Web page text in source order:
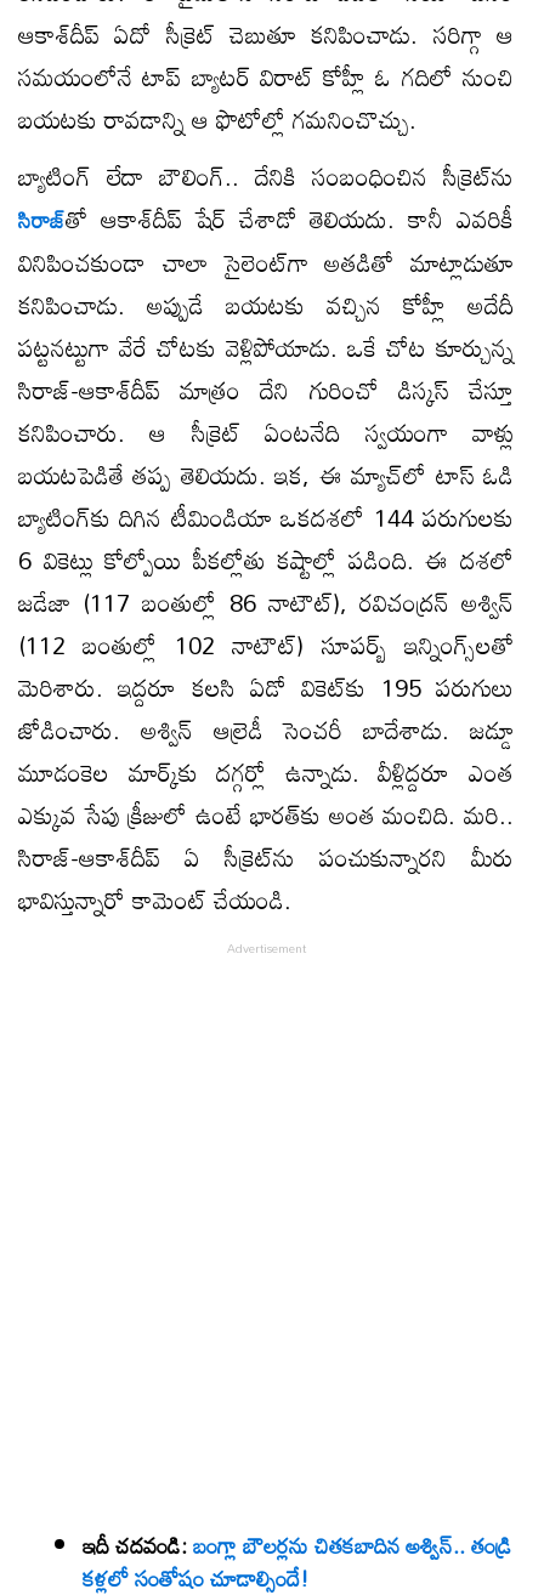
ఆకాశ్​దీప్ ఏదో సీక్రెట్ చెబుతూ కనిపించాడు. సరిగ్గా ఆ
సమయంలోనే టాప్ బ్యాటర్ విరాట్ కోహ్లీ ఓ గదిలో నుంచి
బయటకు రావడాన్ని ఆ ఫొటోల్లో గమనించొచ్చు.
బ్యాటింగ్ లేదా బౌలింగ్​.. దేనికి సంబంధించిన సీక్రెట్​ను
సిరాజ్​తో ఆకాశ్​దీప్ షేర్ చేశాడో తెలియదు. కానీ ఎవరికీ
వినిపించకుండా చాలా సైలెంట్​గా అతడితో మాట్లాడుతూ
కనిపించాడు. అప్పుడే బయటకు వచ్చిన కోహ్లీ అదేదీ
పట్టనట్టుగా వేరే చోటకు వెళ్లిపోయాడు. ఒకే చోట కూర్చున్న
సిరాజ్-ఆకాశ్​దీప్ మాత్రం దేని గురించో డిస్కస్ చేస్తూ
కనిపించారు. ఆ సీక్రెట్ ఏంటనేది స్వయంగా వాళ్లు
బయటపెడితే తప్ప తెలియదు. ఇక, ఈ మ్యాచ్​లో టాస్ ఓడి
బ్యాటింగ్​కు దిగిన టీమిండియా ఒకదశలో 144 పరుగులకు
6 వికెట్లు కోల్పోయి పీకల్లోతు కష్టాల్లో పడింది. ఈ దశలో
జడేజా (117 బంతుల్లో 86 నాటౌట్), రవిచంద్రన్ అశ్విన్
(112 బంతుల్లో 102 నాటౌట్) సూపర్బ్ ఇన్నింగ్స్​లతో
మెరిశారు. ఇద్దరూ కలసి ఏడో వికెట్​కు 195 పరుగులు
జోడించారు. అశ్విన్ ఆల్రెడీ సెంచరీ బాదేశాడు. జడ్డూ
మూడంకెల మార్క్​కు దగ్గర్లో ఉన్నాడు. వీళ్లిద్దరూ ఎంత
ఎక్కువ సేపు క్రీజులో ఉంటే భారత్​కు అంత మంచిది. మరి..
సిరాజ్-ఆకాశ్​దీప్ ఏ సీక్రెట్​ను పంచుకున్నారని మీరు
భావిస్తున్నారో కామెంట్ చేయండి.
ఇదీ చదవండి:బంగ్లా బౌలర్లను చితకబాదిన అశ్విన్.. తండ్రి
కళ్లలో సంతోషం చూడాల్సిందే!